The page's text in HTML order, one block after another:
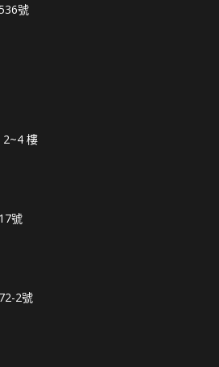
號
2~4 樓
號
2號